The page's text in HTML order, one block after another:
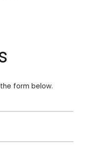
form below.